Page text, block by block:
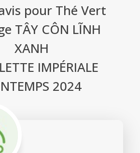
pour Thé Vert
TÂY CÔN LĨNH
XANH
IMPÉRIALE
2024